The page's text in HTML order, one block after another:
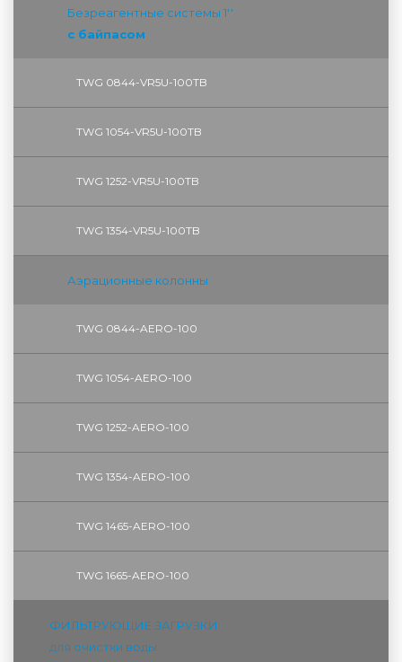
Безреагентные системы 1''
с байпасом
TWG 0844-VR5U-100TB
TWG 1054-VR5U-100TB
TWG 1252-VR5U-100TB
TWG 1354-VR5U-100ТB
Аэрационные колонны
TWG 0844-AERO-100
TWG 1054-AERO-100
TWG 1252-AERO-100
TWG 1354-AERO-100
TWG 1465-AERO-100
TWG 1665-AERO-100
ФИЛЬТРУЮЩИЕ ЗАГРУЗКИ
для очистки воды